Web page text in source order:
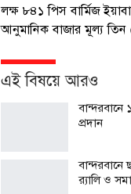
লক্ষ ৮৪১ পিস বার্মিজ
আনুমানিক বাজার মূল্য তিন
এই বিষয়ে আরও
বান্দরবানে
প্রদান
বান্দরবানে
র‌্যালি ও